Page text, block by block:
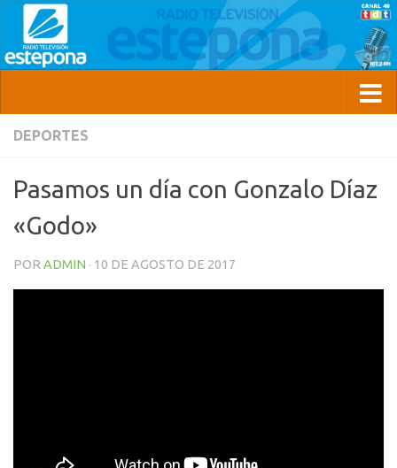
DEPORTES
Pasamos un día con Gonzalo Díaz
«Godo»
POR ADMIN · 10 DE AGOSTO DE 2017